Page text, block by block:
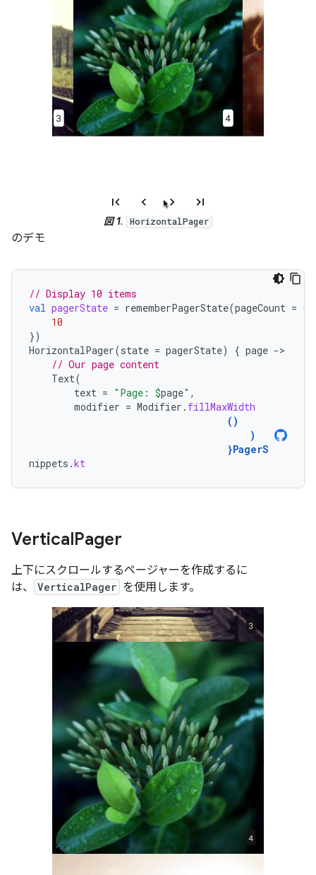
図 1. HorizontalPager
のデモ
// Display 10 items
val pagerState = rememberPagerState(pageCount = {
10
})
HorizontalPager(state = pagerState) { page -
// Our page content
Text(
text = "Page: $page" ,
modifier = Modifier . fillMaxWidth
()
)
}PagerS
nippets .kt
VerticalPager
上下にスクロールするページャーを作成するに
は、
VerticalPager を使用します。